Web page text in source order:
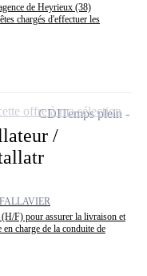
de Heyrieux (38)
chargés d'effectuer les
/
F) pour assurer la livraison et
charge de la conduite de
CDITemps plein
offre à ma sélection